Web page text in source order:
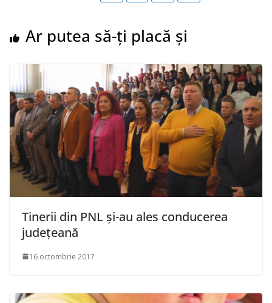
Ar putea să-ți placă și
Tinerii din PNL și-au ales conducerea
județeană
16 octombrie 2017